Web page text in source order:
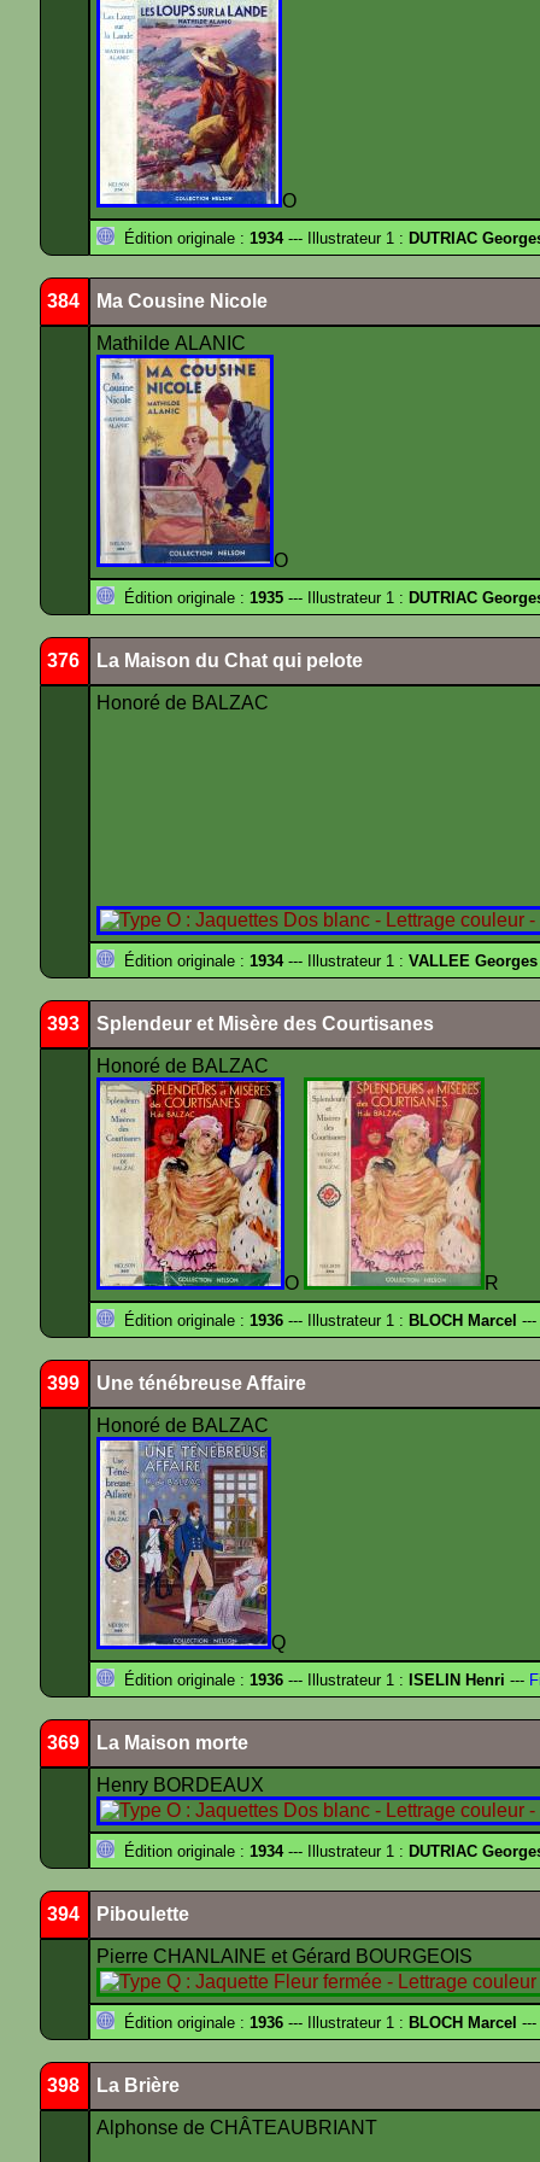
O
Édition originale : 1934--- Illustrateur 1 : DUTRIAC
384 Ma Cousine Nicole
Mathilde ALANIC
O
Édition originale : 1935 --- Illustrateur 1 : DUTRIAC
376 La Maison du Chat qui pelote
Honoré de BALZAC
Édition originale : 1934--- Illustrateur 1 : VALLEE Georges
393 Splendeur et Misère des Courtisanes
Honoré de BALZAC
O R
Édition originale : 1936 --- Illustrateur 1 : BLOCH Marcel ---
399 Une ténébreuse Affaire
Honoré de BALZAC
Q
Édition originale : 1936 --- Illustrateur 1 : ISELIN Henri ---
369 La Maison morte
Henry BORDEAUX
Édition originale : 1934--- Illustrateur 1 : DUTRIAC
394 Piboulette
Pierre CHANLAINE et Gérard BOURGEOIS
Édition originale : 1936 --- Illustrateur 1 : BLOCH Marcel ---
398 La Brière
Alphonse de CHÂTEAUBRIANT